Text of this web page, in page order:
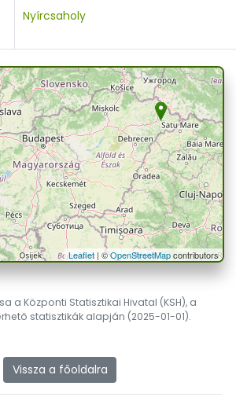
Nyírcsaholy
Leaflet| ©OpenStreetMapcontributors
a Központi Statisztikai Hivatal (KSH), a
statisztikák alapján (2025-01-01).
Vissza a főoldalra